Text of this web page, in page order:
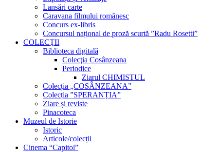
Lansări carte
Caravana filmului românesc
Concurs ex-libris
Concursul național de proză scurtă ”Radu Rosetti”
COLECŢII
Biblioteca digitală
Colecţia Cosânzeana
Periodice
Ziarul CHIMISTUL
Colecția „COSÂNZEANA”
Colecția ”SPERANȚIA”
Ziare și reviste
Pinacoteca
Muzeul de Istorie
Istoric
Articole/colecții
Cinema “Capitol”